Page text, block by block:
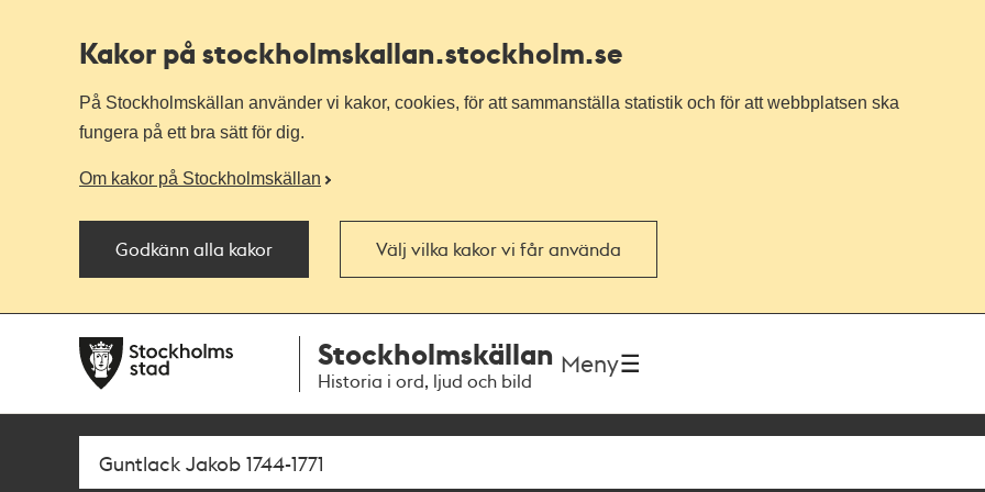
Kakor på stockholmskallan.stockholm.se
På Stockholmskällan använder vi kakor, cookies, för att sammanställa statistik och för att webbplatsen ska
fungera på ett bra sätt för dig.
Om kakor på Stockholmskällan
Godkänn alla kakor Välj vilka kakor vi får använda
navigationen
huvudinnehållet
Stockholmskällan
Historia i ord, ljud och bild
Meny
Sök